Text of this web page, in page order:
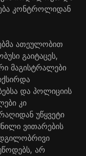
კონტროლიდან
ათეულობით
გაიტაცეს,
მაგისტრალები
და პოლიციის
კი
უწყვეტი
ვითარების
არ